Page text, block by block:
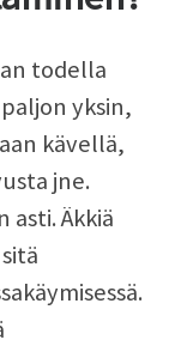
todella
yksin,
kävellä,
jne.
Äkkiä